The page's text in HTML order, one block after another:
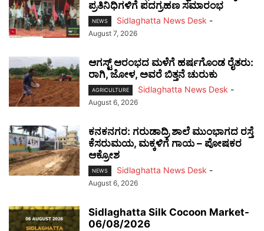
ಪ್ರತಿನಿಧಿಗಳಿಗೆ ಪದಗ್ರಹಣ ಸಮಾರಂಭ
NEWS Sidlaghatta News Desk -
August 7, 2026
ಆಗಸ್ಟ್ ಆರಂಭದ ಮಳೆಗೆ ಹರ್ಷಗೊಂಡ ರೈತರು:
ರಾಗಿ, ಜೋಳ, ಅವರೆ ಬಿತ್ತನೆ ಚುರುಕು
AGRICULTURE Sidlaghatta News Desk -
August 6, 2026
ಕನಕನಗರ: ಗರುಡಾದ್ರಿ ಶಾಲೆ ಮುಂಭಾಗದ ರಸ್ತೆ
ಕೆಸರುಮಯ, ಮಕ್ಕಳಿಗೆ ಗಾಯ – ಪೋಷಕರ
ಆಕ್ರೋಶ
NEWS Sidlaghatta News Desk -
August 6, 2026
Sidlaghatta Silk Cocoon Market-
06/08/2026